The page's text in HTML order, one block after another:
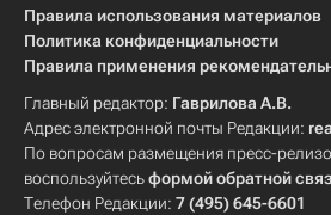
Правила использования материалов
Политика конфиденциальности
Правила применения
Главный редактор: Гаврилова А.В.
Адрес электронной почты Редакции:
По вопросам размещения пресс-
воспользуйтесьформой обратной
Телефон Редакции: 7 (495) 645-6601